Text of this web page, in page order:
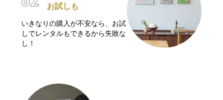
お試しも
いきなりの購入が不安なら、お試
しでレンタルもできるから失敗な
し！